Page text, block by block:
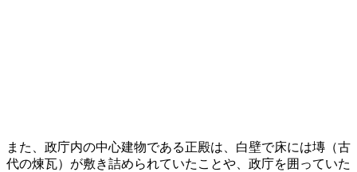
また、政庁内の中心建物である正殿は、白壁で床には塼（古
代の煉瓦）が敷き詰められていたことや、政庁を囲っていた